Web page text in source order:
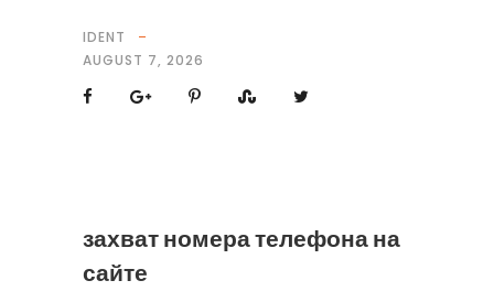
IDENT
AUGUST 7, 2026
захват номера телефона на
сайте